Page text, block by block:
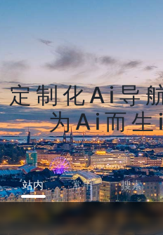
定制化Ai导
为Ai而
站内 常用 搜索